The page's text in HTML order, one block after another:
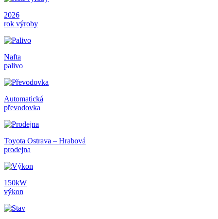
2026
rok výroby
Nafta
palivo
Automatická
převodovka
Toyota Ostrava – Hrabová
prodejna
150kW
výkon